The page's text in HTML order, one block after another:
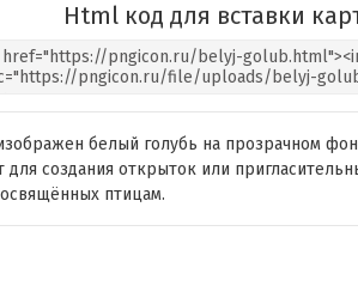
Html код для вставки
белый голубь на прозрачном
создания открыток или
птицам.